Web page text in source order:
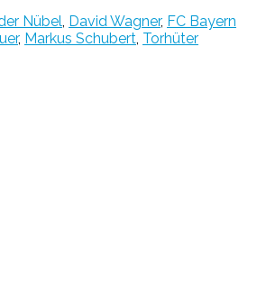
Nübel, David Wagner, FC Bayern
, Markus Schubert, Torhüter